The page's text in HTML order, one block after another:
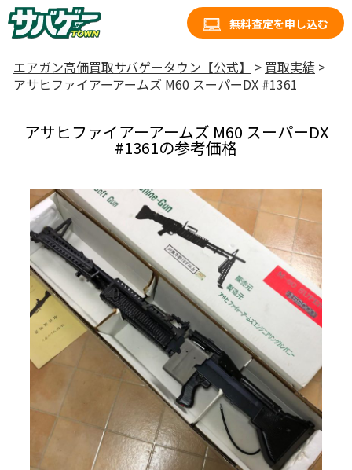
無料査定を申し込む
エアガン高価買取サバゲータウン【公式】 > 買取実績 >
アサヒファイアーアームズ M60 スーパーDX #1361
アサヒファイアーアームズ M60 スーパーDX
#1361の参考価格